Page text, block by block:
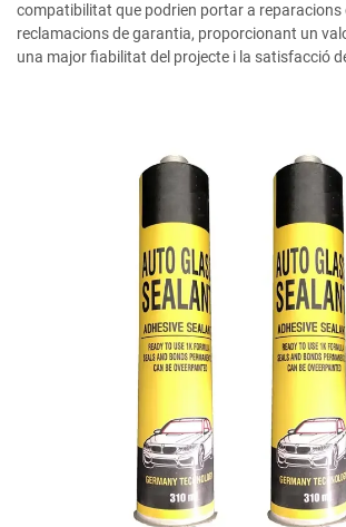
compatibilitat que podrien portar a reparacions
reclamacions de garantia, proporcionant un
una major fiabilitat del projecte i la satisfacció